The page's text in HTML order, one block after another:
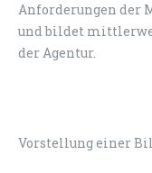
Anforderungen der
und bildet
der Agentur.
Vorstellung einer